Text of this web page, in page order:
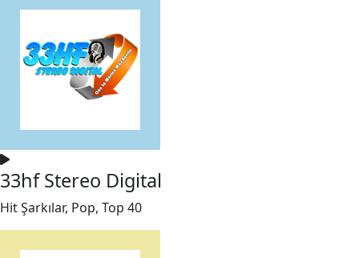
33hf Stereo Digital
Hit Şarkılar, Pop, Top 40